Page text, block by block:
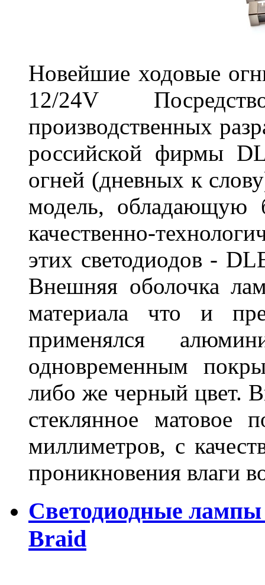
Новейшие ходовые
12/24V
производственных
российской фирмы
огней (дневных к
модель,
качественно-
этих светодиодов -
Внешняя оболочка
материала что и
применялся
одновременным
либо же черный цвет.
стеклянное матовое
миллиметров, с
проникновения влаги
Светодиодные лампы
Braid